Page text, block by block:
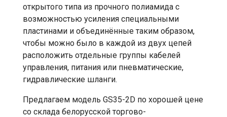
открытого типа из прочного полиамида с
возможностью усиления специальными
пластинами и объединённые таким образом,
чтобы можно было в каждой из двух цепей
расположить отдельные группы кабелей
управления, питания или пневматические,
гидравлические шланги.
Предлагаем модель GS35-2D по хорошей цене
со склада белорусской торгово-